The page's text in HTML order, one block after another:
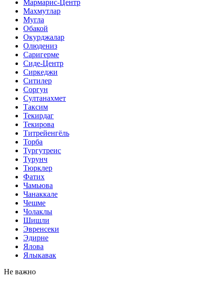
Мармарис-Центр
Махмутлар
Мугла
Обакой
Окурджалар
Олюдениз
Саригерме
Сиде-Центр
Сиркеджи
Ситилер
Соргун
Султанахмет
Таксим
Текирдаг
Текирова
Титрейенгёль
Торба
Тургутреис
Турунч
Тюрклер
Фатих
Чамьюва
Чанаккале
Чешме
Чолаклы
Шишли
Эвренсеки
Эдирне
Ялова
Ялыкавак
Не важно